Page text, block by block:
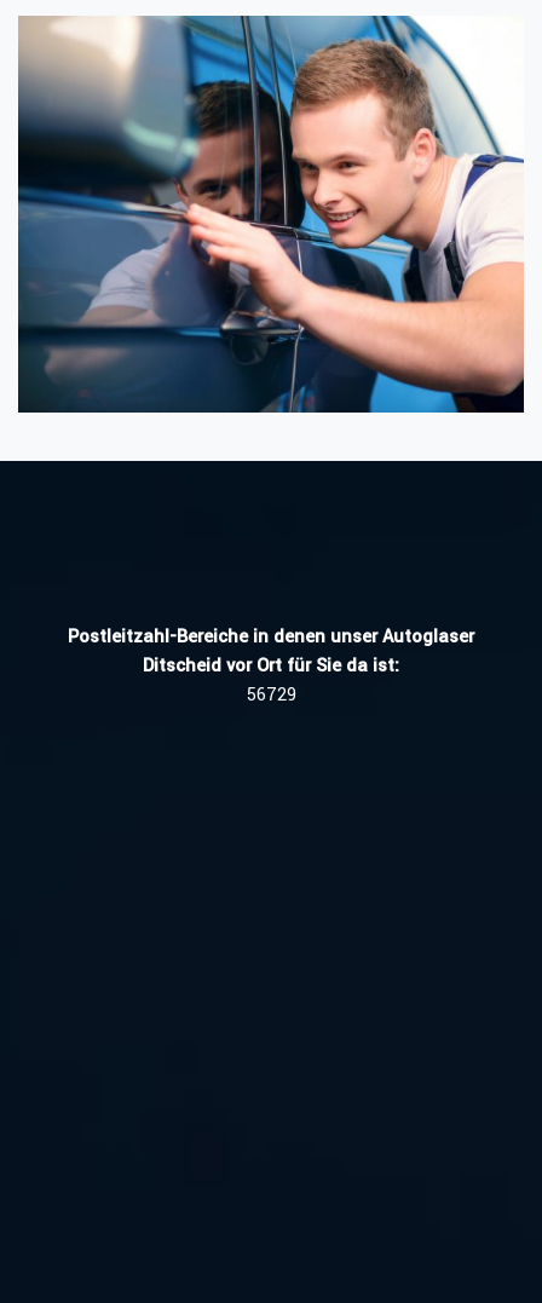
Postleitzahl-Bereiche in denen unser Autoglaser
Ditscheid vor Ort für Sie da ist:
56729